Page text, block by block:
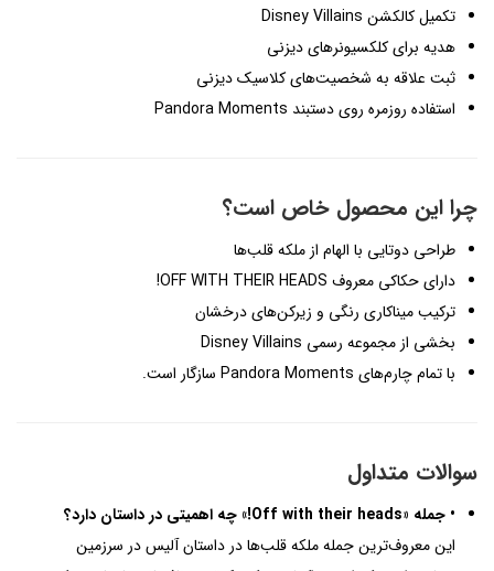
تکمیل کالکشن Disney Villains
هدیه برای کلکسیونرهای دیزنی
ثبت علاقه به شخصیت‌های کلاسیک دیزنی
استفاده روزمره روی دستبند Pandora Moments
چرا این محصول خاص است؟
طراحی دوتایی با الهام از ملکه قلب‌ها
دارای حکاکی معروف OFF WITH THEIR HEADS!
ترکیب میناکاری رنگی و زیرکن‌های درخشان
بخشی از مجموعه رسمی Disney Villains
با تمام چارم‌های Pandora Moments سازگار است.
سوالات متداول
• جمله «Off with their heads!» چه اهمیتی در داستان دارد؟
این معروف‌ترین جمله ملکه قلب‌ها در داستان آلیس در سرزمین